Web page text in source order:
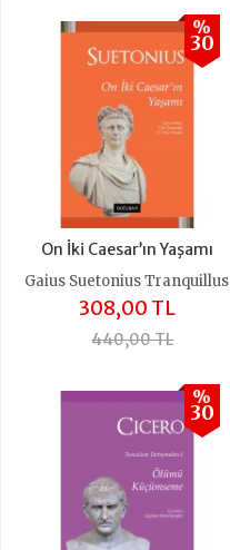
On İki Caesar’ın Yaşamı
%
30
Gaius Suetonius Tranquillus
308,00 TL
440,00 TL
%
30